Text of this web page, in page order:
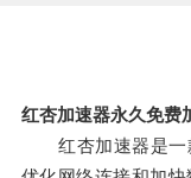
红杏加速器永久免费
红杏加速器是一